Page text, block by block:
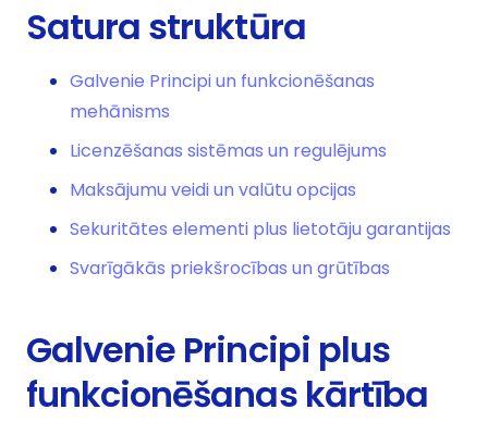
Satura struktūra
Galvenie Principi un funkcionēšanas
mehānisms
Licenzēšanas sistēmas un regulējums
Maksājumu veidi un valūtu opcijas
Sekuritātes elementi plus lietotāju garantijas
Svarīgākās priekšrocības un grūtības
Galvenie Principi plus
funkcionēšanas kārtība